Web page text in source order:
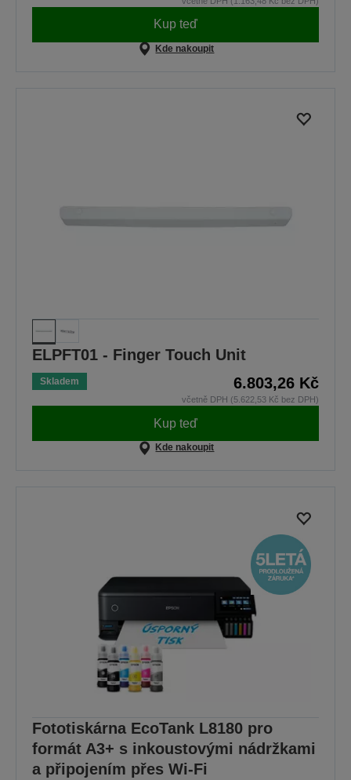
Kup teď
Kde nakoupit
ELPFT01 - Finger Touch Unit
Skladem 6.803,26 Kč
včetně DPH (5.622,53 Kč bez DPH)
Kup teď
Kde nakoupit
Fototiskárna EcoTank L8180 pro
formát A3+ s inkoustovými nádržkami
a připojením přes Wi-Fi